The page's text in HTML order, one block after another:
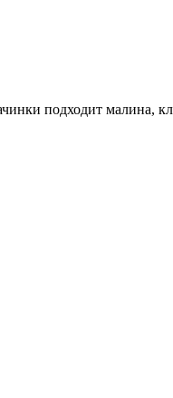
подходит малина,